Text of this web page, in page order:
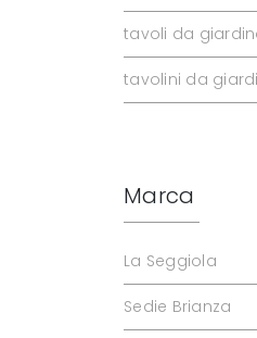
tavoli da
tavolini da
Marca
La Seggiola
Sedie Brianza